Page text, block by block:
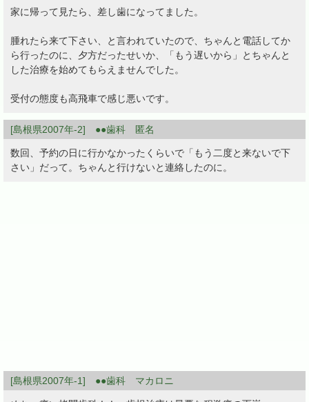
家に帰って見たら、差し歯になってました。
腫れたら来て下さい、と言われていたので、ちゃんと電話してか
ら行ったのに、夕方だったせいか、「もう遅いから」とちゃんと
した治療を始めてもらえませんでした。
受付の態度も高飛車で感じ悪いです。
[島根県2007年-2] ●●歯科 匿名
数回、予約の日に行かなかったくらいで「もう二度と来ないで下
さい」だって。ちゃんと行けないと連絡したのに。
[島根県2007年-1] ●●歯科 マカロニ